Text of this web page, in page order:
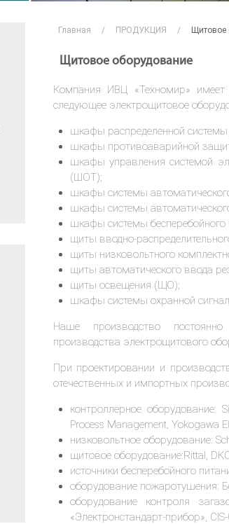
Главная ПРОДУКЦИЯ Щитовое
Щитовое оборудование
Компания ИВЦ «Техномир» имеет
следующее электрощитовое
шкафы распределенной
шкафы противоаварийной
шкафы управления системой
(ШОТ);
шкафы системы
шкафы системы
шкафы системы
щиты вводно-
щиты низковольтного
щиты автоматического ввода
щиты освещения (ЩО);
шкафы системы охранной
Наше производство
производства электрощитового
При проектировании и
отечественных и импортных
контроллерное оборудование:
Process Management, Yokogawa
низковольтное оборудование:
щитовое оборудование:Rittal,
источники бесперебойного
оборудование пожаротушения:
оборудование контроля
«Электронстандарт-прибор»,